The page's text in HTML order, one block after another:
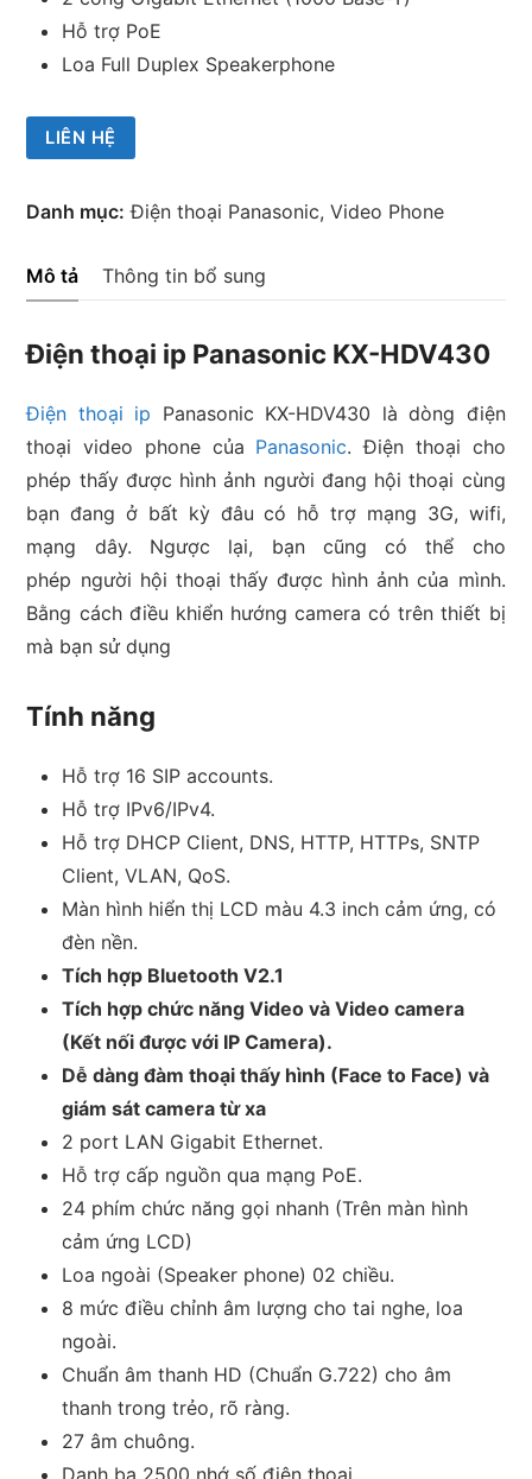
Hỗ trợ PoE
Loa Full Duplex Speakerphone
LIÊN HỆ
Danh mục: Điện thoại Panasonic,Video Phone
Mô tả Thông tin bổ sung
Điện thoại ip Panasonic KX-HDV430
Điện thoại ip Panasonic KX-HDV430 là dòng điện
thoại video phone của Panasonic. Điện thoại cho
phép thấy được hình ảnh người đang hội thoại cùng
bạn đang ở bất kỳ đâu có hỗ trợ mạng 3G, wifi,
mạng dây. Ngược lại, bạn cũng có thể cho
phép người hội thoại thấy được hình ảnh của mình.
Bằng cách điều khiển hướng camera có trên thiết bị
mà bạn sử dụng
Tính năng
Hỗ trợ 16 SIP accounts.
Hỗ trợ IPv6/IPv4.
Hỗ trợ DHCP Client, DNS, HTTP, HTTPs, SNTP
Client, VLAN, QoS.
Màn hình hiển thị LCD màu 4.3 inch cảm ứng, có
đèn nền.
Tích hợp Bluetooth V2.1
Tích hợp chức năng Video và Video camera
(Kết nối được với IP Camera).
Dễ dàng đàm thoại thấy hình (Face to Face) và
giám sát camera từ xa
2 port LAN Gigabit Ethernet.
Hỗ trợ cấp nguồn qua mạng PoE.
24 phím chức năng gọi nhanh (Trên màn hình
cảm ứng LCD)
Loa ngoài (Speaker phone) 02 chiều.
8 mức điều chỉnh âm lượng cho tai nghe, loa
ngoài.
Chuẩn âm thanh HD (Chuẩn G.722) cho âm
thanh trong trẻo, rõ ràng.
27 âm chuông.